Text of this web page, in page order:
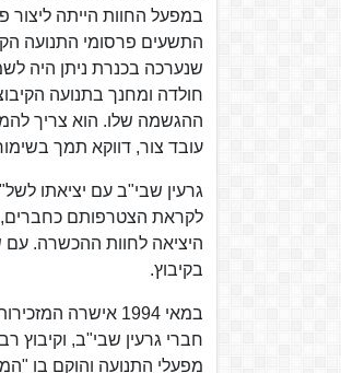
במפעל החוות הייתה ליצור
שנערכה בכנרת ניתן היה
חולדה ומחנך בתנועה
ההגשמה שלו. הוא צריך
עובד צור, דווקא תמך
גרעין שבי"ב עם יציאתו
לקראת הצטרפותם
היציאה לחוות ההכשרה. עם
בקיבוץ.
במאי 1994
חברי גרעין שבי"ב, וקיבוץ